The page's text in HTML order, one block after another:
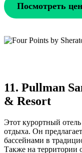
Посмотреть
11. Pullman
& Resort
Этот курортный
отдыха. Он
бассейнами в
Также на территории